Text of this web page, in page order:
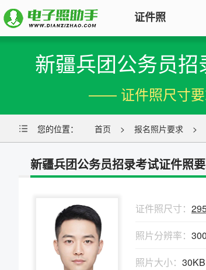
证件照
证件照电子版制作
一寸照片|二寸照片|五寸照片
报名照片
批量处理证件照
照片换背景色、修改尺寸、压缩KB
高效批量改图，会员低至0.25元
图片压缩
图片合并
图片加水印
Logo
图片去水印
涂抹轻松去掉照片上的水印、杂
物、瑕疵和斑点
新疆兵团公务员招
—— 证件照尺寸要
您的位置： 首页 > 报名照片要求 >
新疆兵团公务员招录考试证件照
证件照尺寸：
照片分辨率：
照片大小：